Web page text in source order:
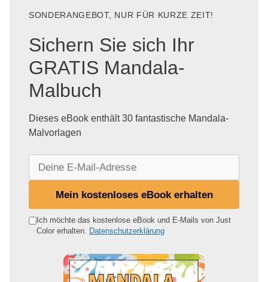
SONDERANGEBOT, NUR FÜR KURZE ZEIT!
Sichern Sie sich Ihr
GRATIS Mandala-
Malbuch
Dieses eBook enthält 30 fantastische Mandala-
Malvorlagen
e
Mein kostenloses eBook erhalten
Ich möchte das kostenlose eBook und E-Mails von Just
Color erhalten. Datenschutzerklärung